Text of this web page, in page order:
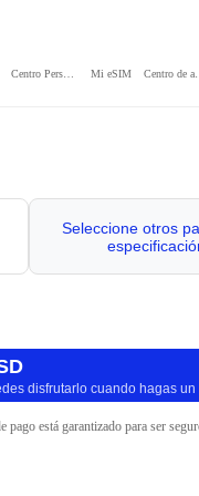
Mi eSIM
Seleccione otros
disfrutarlo cuando hagas un
pago está garantizado para ser